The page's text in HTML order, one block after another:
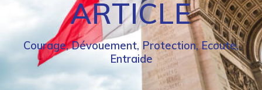
ARTICLE
Courage, Dévouement, Protection, Ecoute,
Entraide